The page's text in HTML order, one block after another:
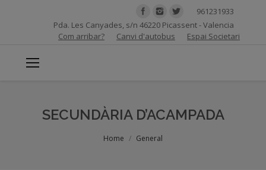
961231933
Pda. Les Canyades, s/n 46220 Picassent - Valencia
Com arribar?
Canvi d'autobus Espai Societari
SECUNDÀRIA D’ACAMPADA
Home General